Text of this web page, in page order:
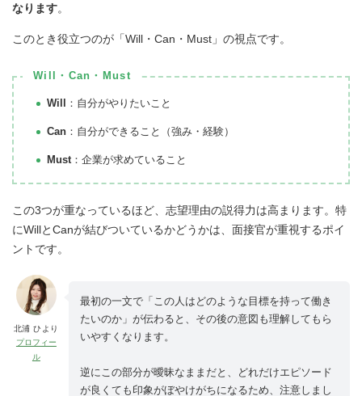
なります。
このとき役立つのが「Will・Can・Must」の視点です。
Will・Can・Must
Will ：自分がやりたいこと
Can ：自分ができること（強み・経験）
Must ：企業が求めていること
この3つが重なっているほど、志望理由の説得力は高まります。特
にWillとCanが結びついているかどうかは、面接官が重視するポイ
ントです。
北浦 ひより
プロフィー
ル
最初の一文で「この人はどのような目標を持って働き
たいのか」が伝わると、その後の意図も理解してもら
いやすくなります。
逆にこの部分が曖昧なままだと、どれだけエピソード
が良くても印象がぼやけがちになるため、注意しまし